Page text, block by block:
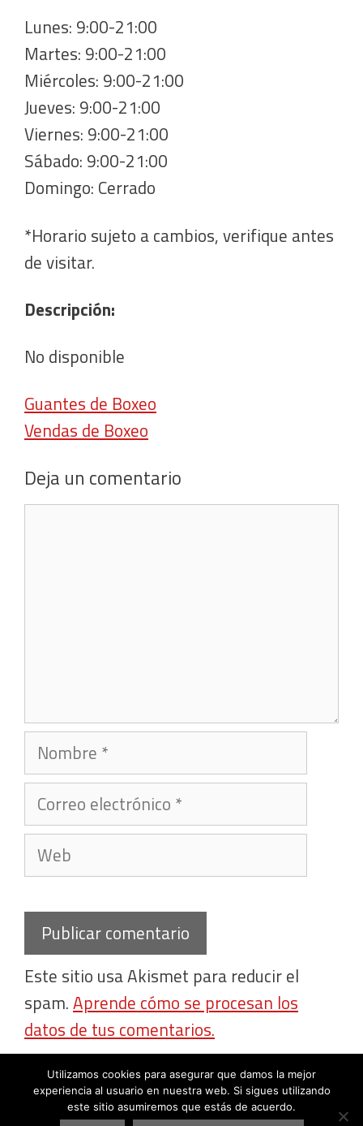
Lunes: 9:00-21:00
Martes: 9:00-21:00
Miércoles: 9:00-21:00
Jueves: 9:00-21:00
Viernes: 9:00-21:00
Sábado: 9:00-21:00
Domingo: Cerrado
*Horario sujeto a cambios, verifique antes
de visitar.
Descripción:
No disponible
Guantes de Boxeo
Vendas de Boxeo
Deja un comentario
Nombre
Correo
electrónico
Web
Este sitio usa Akismet para reducir el
spam.Aprende cómo se procesan los
datos de tus comentarios.
2026 © Entrenarboxeo.com
Utilizamos cookies para asegurar que damos la mejor
experiencia al usuario en nuestra web. Si sigues utilizando
este sitio asumiremos que estás de acuerdo.